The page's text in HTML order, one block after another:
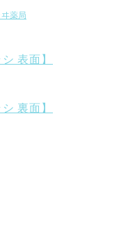
薬局
表面】
裏面】